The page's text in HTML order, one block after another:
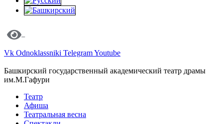
Vk Odnoklassniki TelegramYoutube
Башкирский государственный академический театр драмы
им.М.Гафури
Театр
Афиша
Театральная весна